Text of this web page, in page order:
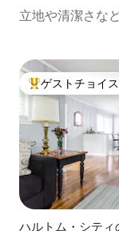
立地や清潔さな
大好評のゲストチ
ゲストチョイス
ハルトム・シティ